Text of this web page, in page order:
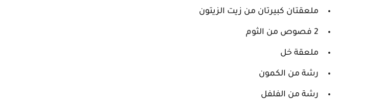
ملعقتان كبيرتان من زيت الزيتون
2 فصوص من الثوم
ملعقة خل
رشة من الكمون
رشة من الفلفل